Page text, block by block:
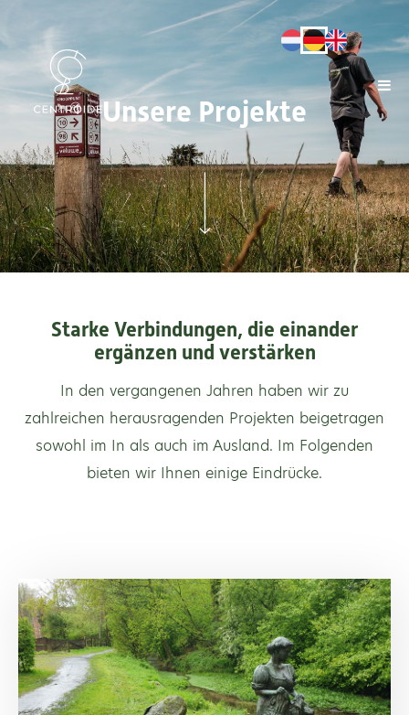
Unsere Projekte
Starke Verbindungen, die einander
ergänzen und verstärken
In den vergangenen Jahren haben wir zu
zahlreichen herausragenden Projekten beigetragen
sowohl im In als auch im Ausland. Im Folgenden
bieten wir Ihnen einige Eindrücke.